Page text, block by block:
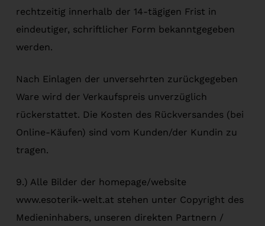
rechtzeitig innerhalb der 14-tägigen Frist in
eindeutiger, schriftlicher Form bekanntgegeben
werden.
Nach Einlagen der unversehrten zurückgegeben
Ware wird der Verkaufspreis unverzüglich
rückerstattet. Die Kosten des Rückversandes (bei
Online-Käufen) sind vom Kunden/der Kundin zu
tragen.
9.) Alle Bilder der homepage/website
www.esoterik-welt.at stehen unter Copyright des
Medieninhabers, unseren direkten Partnern /